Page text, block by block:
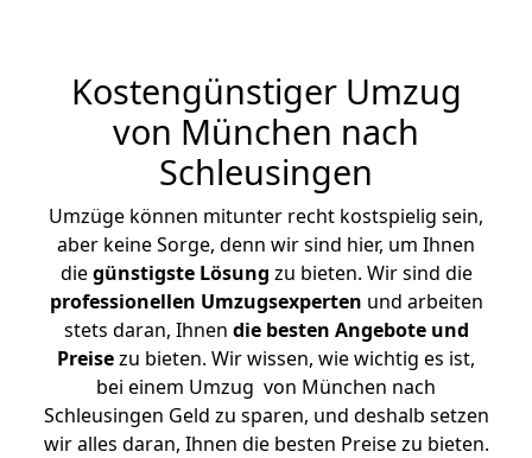
Kostengünstiger Umzug
von München nach
Schleusingen
Umzüge können mitunter recht kostspielig sein,
aber keine Sorge, denn wir sind hier, um Ihnen
diegünstigste Lösung zu bieten. Wir sind die
professionellen Umzugsexperten und arbeiten
stets daran, Ihnen die besten Angebote und
Preisezu bieten. Wir wissen, wie wichtig es ist,
bei einem Umzug von München nach
Schleusingen Geld zu sparen, und deshalb setzen
wir alles daran, Ihnen die besten Preise zu bieten.